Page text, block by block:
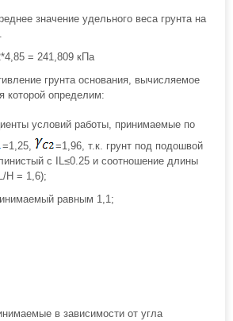
значение удельного веса грунта на
= 241,809 кПа
грунта основания, вычисляемое
которой определим:
условий работы, принимаемые по
=1,25,
=1,96, т.к. грунт под подошвой
с IL≤0.25 и соотношение длины
H = 1,6);
равным 1,1;
в зависимости от угла